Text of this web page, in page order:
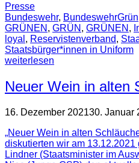
Presse
Bundeswehr, BundeswehrGrün
GRÜNEN , GRÜN , GRÜNEN ,
loyal , Reservistenverband,
Staatsbürger*innen in Uniform
weiterlesen
Neuer Wein in alten
16. Dezember 202130. Januar
„Neuer Wein in alten
diskutierten wir am 13.12.2021
Lindner (Staatsminister im